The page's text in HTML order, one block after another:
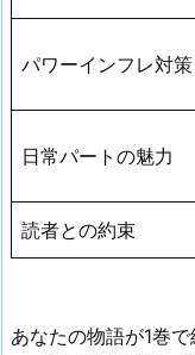
パワーインフレ対策
日常パートの魅力
読者との約束
あなたの物語が1巻